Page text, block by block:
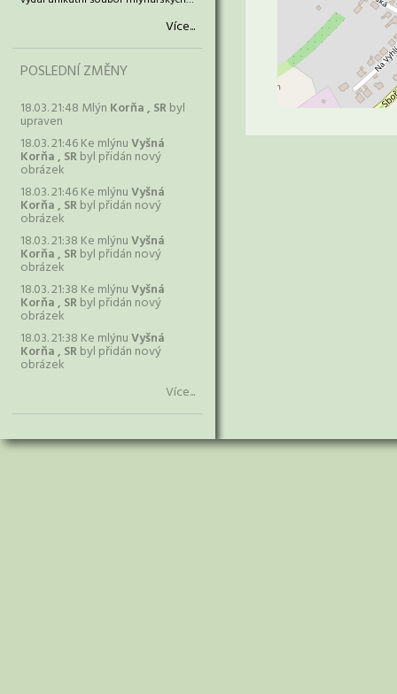
Více...
POSLEDNÍ ZMĚNY
18.03. 21:48 Mlýn Korňa , SRbyl
upraven
18.03. 21:46 Ke mlýnuVyšná
Korňa , SRbyl přidán nový
obrázek
18.03. 21:46 Ke mlýnuVyšná
Korňa , SRbyl přidán nový
obrázek
18.03. 21:38 Ke mlýnuVyšná
Korňa , SRbyl přidán nový
obrázek
18.03. 21:38 Ke mlýnuVyšná
Korňa , SRbyl přidán nový
obrázek
18.03. 21:38 Ke mlýnuVyšná
Korňa , SRbyl přidán nový
obrázek
Více...